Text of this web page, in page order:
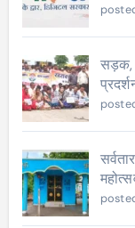
सड़क,